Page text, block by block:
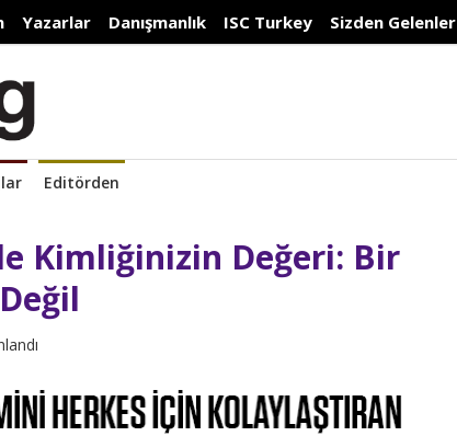
Yazarlar Danışmanlık ISC Turkey Sizden Gelenler
Editörden
Kimliğinizin Değeri: Bir